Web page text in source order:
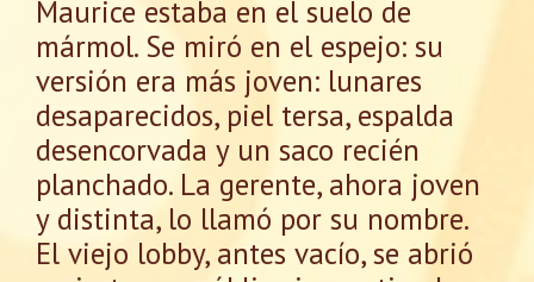
Maurice estaba en el suelo de
mármol. Se miró en el espejo: su
versión era más joven: lunares
desaparecidos, piel tersa, espalda
desencorvada y un saco recién
planchado. La gerente, ahora joven
y distinta, lo llamó por su nombre.
El viejo lobby, antes vacío, se abrió